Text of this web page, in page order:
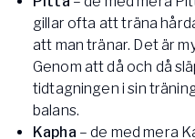
gillar ofta att träna
att man tränar. Det är
Genom att då och då
tidtagningen i sin
balans.
Kapha – de med mera